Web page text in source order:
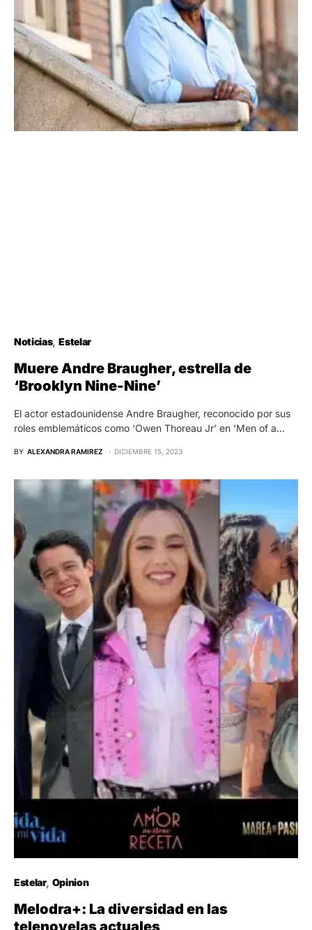
Noticias Estelar
Muere Andre Braugher, estrella de
‘Brooklyn Nine-Nine’
El actor estadounidense Andre Braugher, reconocido por sus
roles emblemáticos como ‘Owen Thoreau Jr’ en ‘Men of a…
BY ALEXANDRA RAMIREZ DICIEMBRE 15, 2023
Estelar Opinion
Melodra+: La diversidad en las
telenovelas actuales